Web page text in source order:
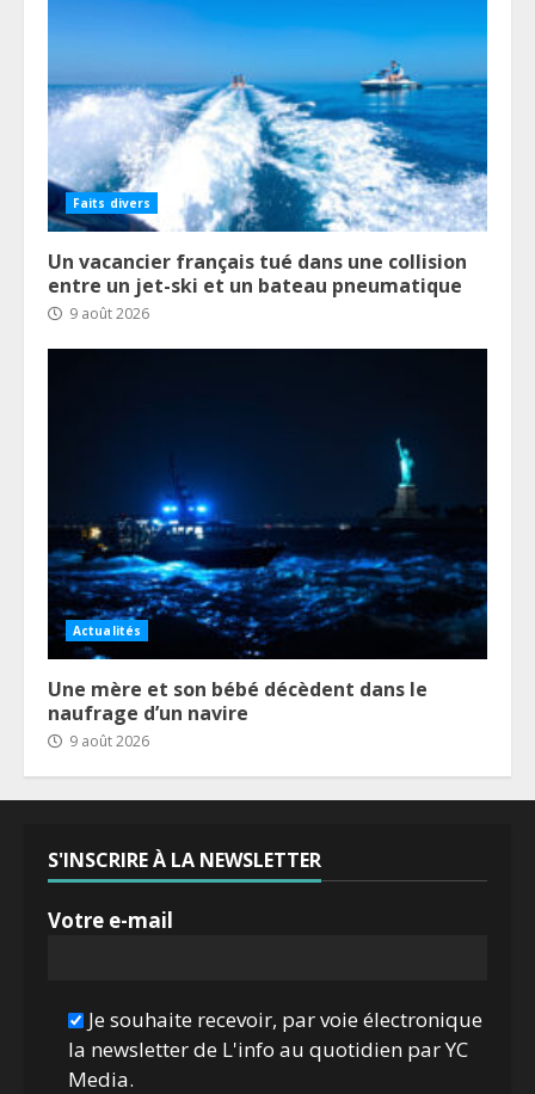
Faits divers
Un vacancier français tué dans une collision
entre un jet-ski et un bateau pneumatique
9 août 2026
Actualités
Une mère et son bébé décèdent dans le
naufrage d’un navire
9 août 2026
S'INSCRIRE À LA NEWSLETTER
Votre e-mail
Je souhaite recevoir, par voie électronique
la newsletter de L'info au quotidien par YC
Media.